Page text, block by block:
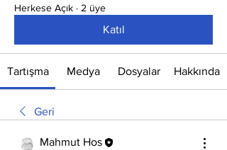
Herkese Açık · 2 üye
Katıl
Tartışma Medya Dosyalar Hakkında
Geri
Mahmut Hos